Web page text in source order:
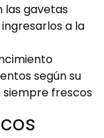
las gavetas
a la
según su
frescos